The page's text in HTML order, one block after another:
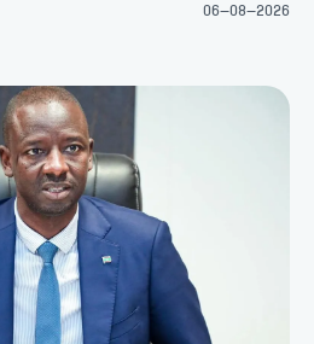
06-08-2026